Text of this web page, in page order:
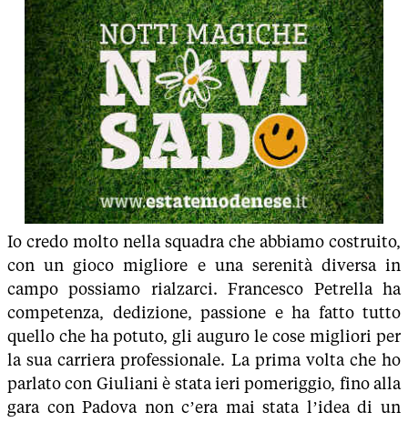
Io credo molto nella squadra che abbiamo costruito,
con un gioco migliore e una serenità diversa in
campo possiamo rialzarci. Francesco Petrella ha
competenza, dedizione, passione e ha fatto tutto
quello che ha potuto, gli auguro le cose migliori per
la sua carriera professionale. La prima volta che ho
parlato con Giuliani è stata ieri pomeriggio, fino alla
gara con Padova non c’era mai stata l’idea di un